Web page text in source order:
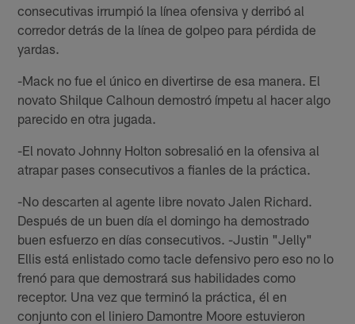
consecutivas irrumpió la línea ofensiva y derribó al
corredor detrás de la línea de golpeo para pérdida de
yardas.
-Mack no fue el único en divertirse de esa manera. El
novato Shilque Calhoun demostró ímpetu al hacer algo
parecido en otra jugada.
-El novato Johnny Holton sobresalió en la ofensiva al
atrapar pases consecutivos a fianles de la práctica.
-No descarten al agente libre novato Jalen Richard.
Después de un buen día el domingo ha demostrado
buen esfuerzo en días consecutivos. -Justin "Jelly"
Ellis está enlistado como tacle defensivo pero eso no lo
frenó para que demostrará sus habilidades como
receptor. Una vez que terminó la práctica, él en
conjunto con el liniero Damontre Moore estuvieron